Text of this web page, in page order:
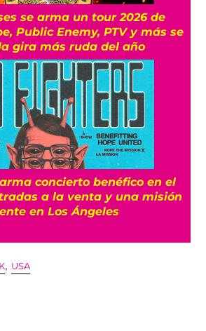
se arma un tour 2026 de
Public Enemy, PTV y más se
gira más ruda del año
concierto benéfico en el
a la venta y una misión
en Los Ángeles
, USA